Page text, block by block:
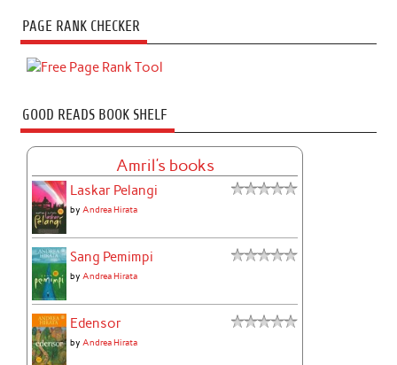
PAGE RANK CHECKER
GOOD READS BOOK SHELF
Amril's books
Laskar Pelangi
byAndrea Hirata
Sang Pemimpi
byAndrea Hirata
Edensor
byAndrea Hirata